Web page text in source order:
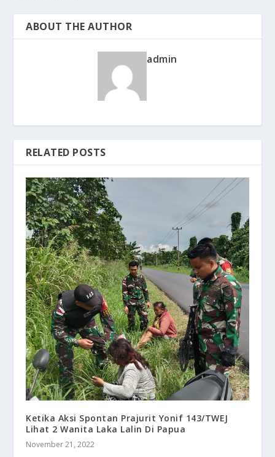
ABOUT THE AUTHOR
admin
RELATED POSTS
Ketika Aksi Spontan Prajurit Yonif 143/TWEJ
Lihat 2 Wanita Laka Lalin Di Papua
November 21, 2022